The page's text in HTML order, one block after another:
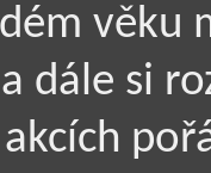
věku
dále si